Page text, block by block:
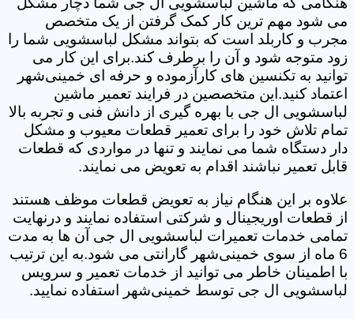
می شود مهم ترین کار کمک گرفتن از یک متخصص
مجرب و کاربلد است که بتواند مشکل لباسشویی شما را
زود متوجه شود و آن را برطرف کند.برای این کار می
توانید به تکنسین های کارآزموده و حرفه ای خمینی‌شهر
اعتماد کنید.این متخصصین در فرایند تعمیر ماشین
لباسشویی ال جی با بهره گیری از دانش فنی و تجربه بالا
تمام تلاش خود را برای تعمیر قطعات معیوب و مشکل
دار دستگاه شما می نمایند و تنها در مواردی که قطعات
قابل تعمیر نباشند اقدام به تعویض می نمایند.
علاوه بر این هنگام نیاز به تعویض قطعات موظف هستند
از قطعات اوریجینال و شرکتی استفاده نمایند و درنهایت
تمامی خدمات تعمیرات لباسشویی ال جی آن ها به مدت
6 ماه از سوی خمینی‌شهر گارانتی می شود.به این ترتیب
با اطمینان خاطر می توانید از خدمات تعمیر و سرویس
لباسشویی ال جی توسط خمینی‌شهر استفاده نمایید.